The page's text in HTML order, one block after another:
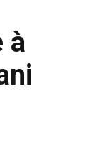
à